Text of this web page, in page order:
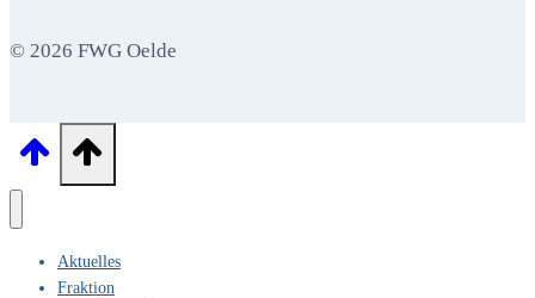
© 2026 FWG Oelde
Aktuelles
Fraktion